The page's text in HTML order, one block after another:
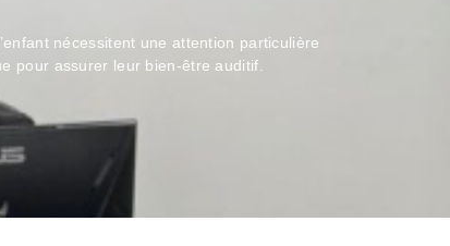
nécessitent une attention particulière
pour assurer leur bien-être auditif.